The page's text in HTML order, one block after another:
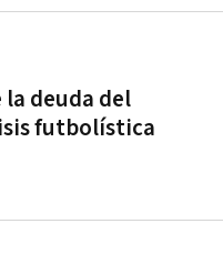
la deuda del
futbolística